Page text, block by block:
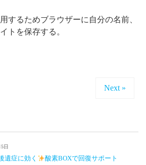
するためブラウザーに自分の名前、
トを保存する。
Next »
日
遺症に効く 酸素BOXで回復サポート